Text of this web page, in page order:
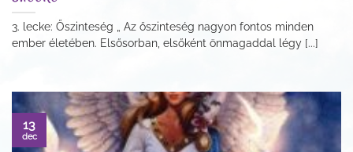
3. lecke: Őszinteség „ Az őszinteség nagyon fontos minden
ember életében. Elsősorban, elsőként önmagaddal légy [...]
13
dec